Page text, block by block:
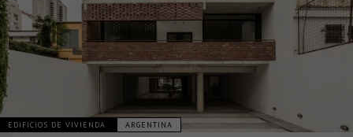
EDIFICIOS DE VIVIENDA ARGENTINA